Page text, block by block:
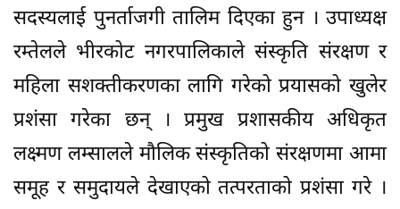
सदस्यलाई पुनर्ताजगी तालिम दिएका हुन । उपाध्यक्ष
रम्तेलले भीरकोट नगरपालिकाले संस्कृति संरक्षण र
महिला सशक्तीकरणका लागि गरेको प्रयासको खुलेर
प्रशंसा गरेका छन् । प्रमुख प्रशासकीय अधिकृत
लक्ष्मण लम्सालले मौलिक संस्कृतिको संरक्षणमा आमा
समूह र समुदायले देखाएको तत्परताको प्रशंसा गरे ।